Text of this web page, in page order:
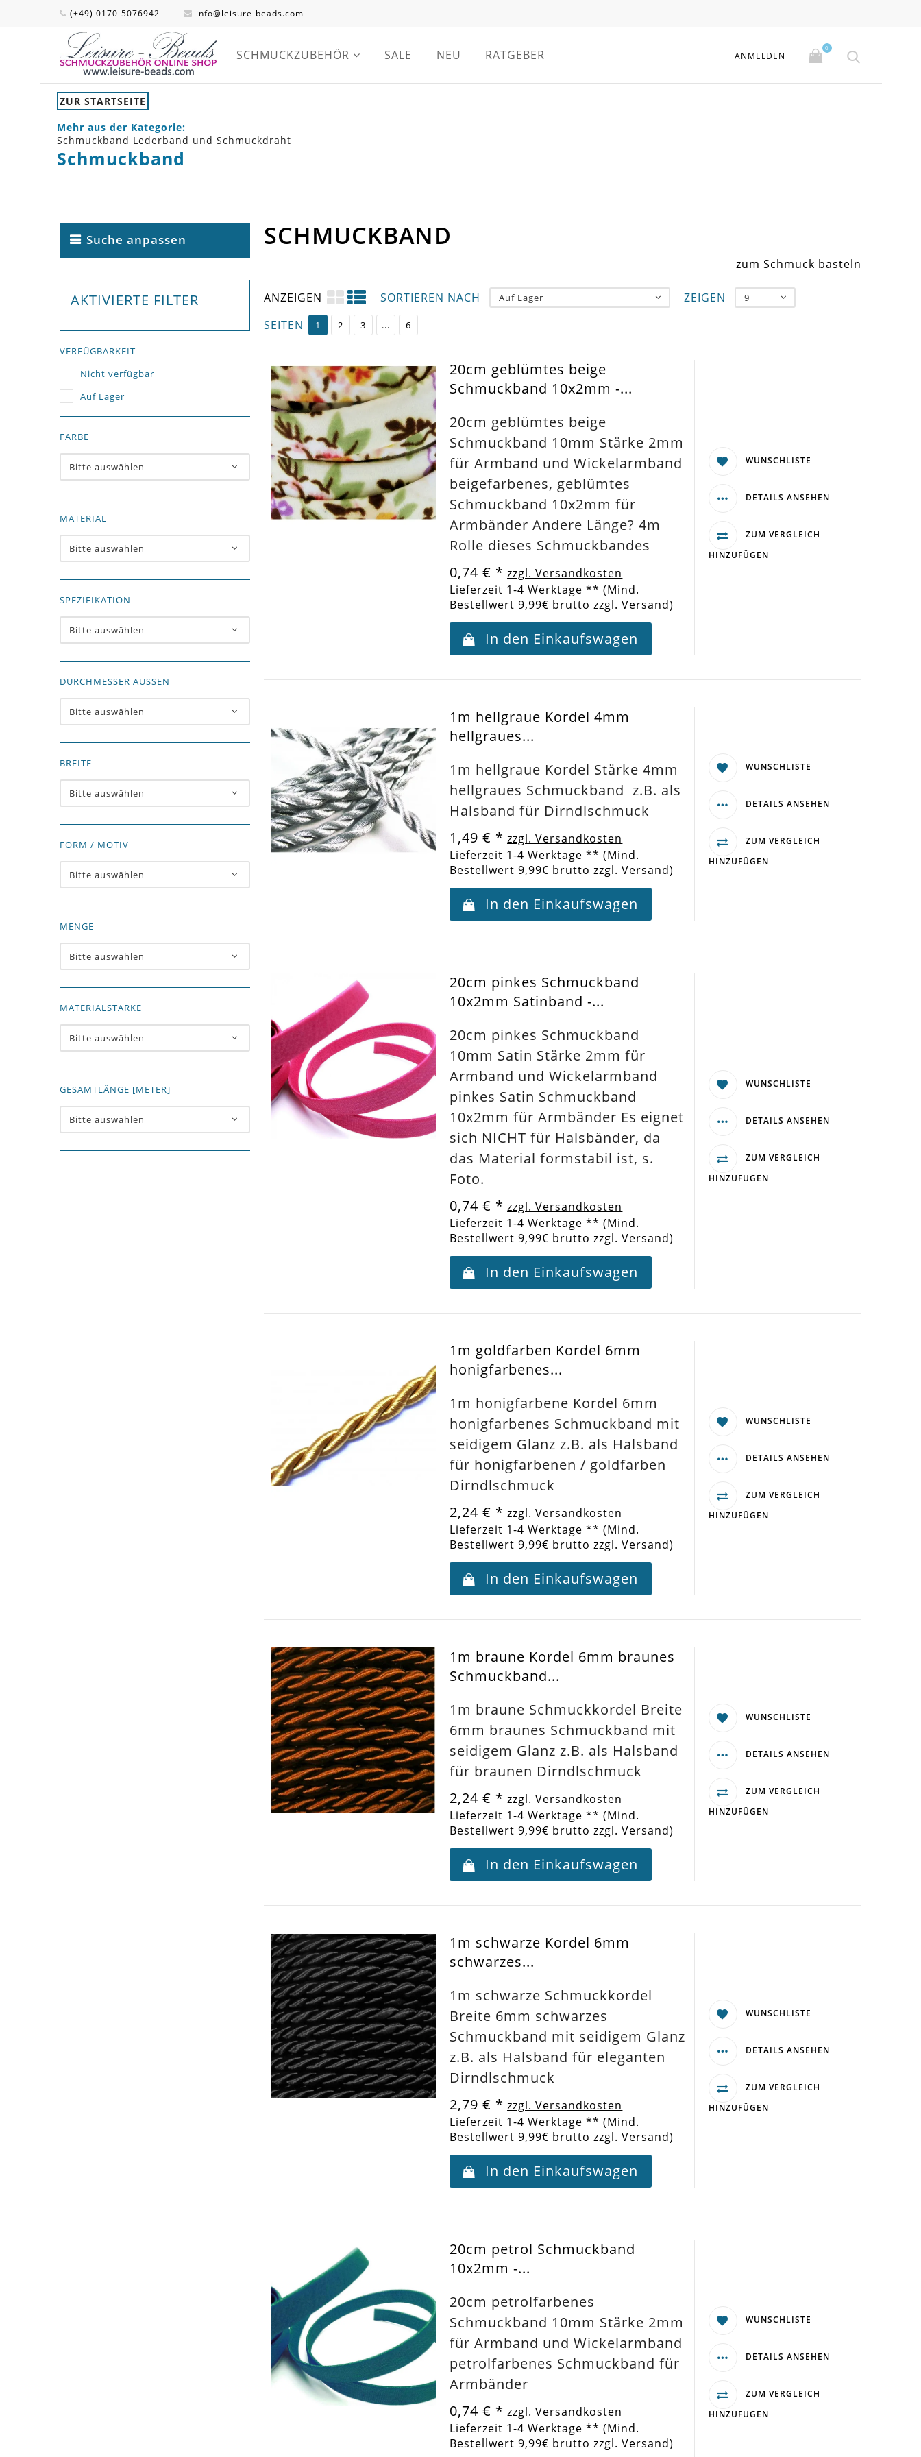
(+49) 0170-5076942 info@leisure-beads.com
SCHMUCKZUBEHÖR SALE NEU RATGEBER ANMELDEN
0
ZUR STARTSEITE
Mehr aus der Kategorie:
Schmuckband Lederband und Schmuckdraht
Schmuckband
Suche anpassen
AKTIVIERTE FILTER
VERFÜGBARKEIT
Nicht verfügbar
Auf Lager
FARBE
Bitte auswählen
MATERIAL
Bitte auswählen
SPEZIFIKATION
Bitte auswählen
DURCHMESSER AUSSEN
Bitte auswählen
BREITE
Bitte auswählen
FORM / MOTIV
Bitte auswählen
MENGE
Bitte auswählen
MATERIALSTÄRKE
Bitte auswählen
GESAMTLÄNGE [METER]
Bitte auswählen
SCHMUCKBAND
zum Schmuck basteln
ANZEIGEN SORTIEREN NACH Auf Lager ZEIGEN 9
SEITEN 1 2 3 ... 6
20cm geblümtes beige
Schmuckband 10x2mm -...
20cm geblümtes beige
Schmuckband 10mm Stärke 2mm
für Armband und Wickelarmband
beigefarbenes, geblümtes
Schmuckband 10x2mm für
Armbänder Andere Länge? 4m
Rolle dieses Schmuckbandes
0,74 € * zzgl. Versandkosten
Lieferzeit 1-4 Werktage ** (Mind.
Bestellwert 9,99€ brutto zzgl. Versand)
In den Einkaufswagen
WUNSCHLISTE
DETAILS ANSEHEN
ZUM VERGLEICH
HINZUFÜGEN
1m hellgraue Kordel 4mm
hellgraues...
1m hellgraue Kordel Stärke 4mm
hellgraues Schmuckband z.B. als
Halsband für Dirndlschmuck
1,49 € * zzgl. Versandkosten
Lieferzeit 1-4 Werktage ** (Mind.
Bestellwert 9,99€ brutto zzgl. Versand)
In den Einkaufswagen
WUNSCHLISTE
DETAILS ANSEHEN
ZUM VERGLEICH
HINZUFÜGEN
20cm pinkes Schmuckband
10x2mm Satinband -...
20cm pinkes Schmuckband
10mm Satin Stärke 2mm für
Armband und Wickelarmband
pinkes Satin Schmuckband
10x2mm für Armbänder Es eignet
sich NICHT für Halsbänder, da
das Material formstabil ist, s.
Foto.
0,74 € * zzgl. Versandkosten
Lieferzeit 1-4 Werktage ** (Mind.
Bestellwert 9,99€ brutto zzgl. Versand)
In den Einkaufswagen
WUNSCHLISTE
DETAILS ANSEHEN
ZUM VERGLEICH
HINZUFÜGEN
1m goldfarben Kordel 6mm
honigfarbenes...
1m honigfarbene Kordel 6mm
honigfarbenes Schmuckband mit
seidigem Glanz z.B. als Halsband
für honigfarbenen / goldfarben
Dirndlschmuck
2,24 € * zzgl. Versandkosten
Lieferzeit 1-4 Werktage ** (Mind.
Bestellwert 9,99€ brutto zzgl. Versand)
In den Einkaufswagen
WUNSCHLISTE
DETAILS ANSEHEN
ZUM VERGLEICH
HINZUFÜGEN
1m braune Kordel 6mm braunes
Schmuckband...
1m braune Schmuckkordel Breite
6mm braunes Schmuckband mit
seidigem Glanz z.B. als Halsband
für braunen Dirndlschmuck
2,24 € * zzgl. Versandkosten
Lieferzeit 1-4 Werktage ** (Mind.
Bestellwert 9,99€ brutto zzgl. Versand)
In den Einkaufswagen
WUNSCHLISTE
DETAILS ANSEHEN
ZUM VERGLEICH
HINZUFÜGEN
1m schwarze Kordel 6mm
schwarzes...
1m schwarze Schmuckkordel
Breite 6mm schwarzes
Schmuckband mit seidigem Glanz
z.B. als Halsband für eleganten
Dirndlschmuck
2,79 € * zzgl. Versandkosten
Lieferzeit 1-4 Werktage ** (Mind.
Bestellwert 9,99€ brutto zzgl. Versand)
In den Einkaufswagen
WUNSCHLISTE
DETAILS ANSEHEN
ZUM VERGLEICH
HINZUFÜGEN
20cm petrol Schmuckband
10x2mm -...
20cm petrolfarbenes
Schmuckband 10mm Stärke 2mm
für Armband und Wickelarmband
petrolfarbenes Schmuckband für
Armbänder
0,74 € * zzgl. Versandkosten
Lieferzeit 1-4 Werktage ** (Mind.
Bestellwert 9,99€ brutto zzgl. Versand)
WUNSCHLISTE
DETAILS ANSEHEN
ZUM VERGLEICH
HINZUFÜGEN